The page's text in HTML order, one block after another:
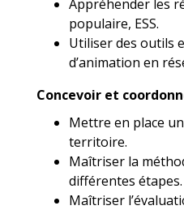
Appréhender les
populaire, ESS.
Utiliser des outils
d’animation en
Concevoir et
Mettre en place
territoire.
Maîtriser la
différentes étapes.
Maîtriser